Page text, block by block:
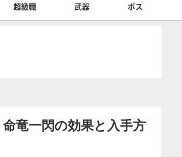
超級職 武器 ボス
竜一閃の効果と入手方